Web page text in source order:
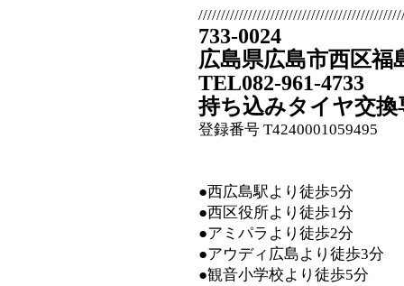
733-0024
広島県広島市西区福
TEL082-961-4733
持ち込みタイヤ交換
登録番号 T4240001059495
●西広島駅より徒歩5分
●西区役所より徒歩1分
●アミパラより徒歩2分
●アウディ広島より徒歩3分
●観音小学校より徒歩5分